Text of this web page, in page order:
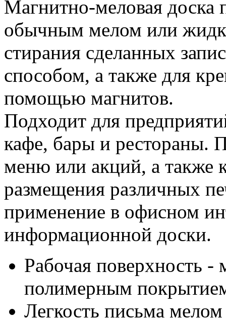
Магнитно-меловая доска
обычным мелом или
стирания сделанных
способом, а также для
помощью магнитов.
Подходит для
кафе, бары и рестораны.
меню или акций, а также
размещения различных
применение в офисном
информационной доски.
Рабочая поверхность -
полимерным
Легкость письма